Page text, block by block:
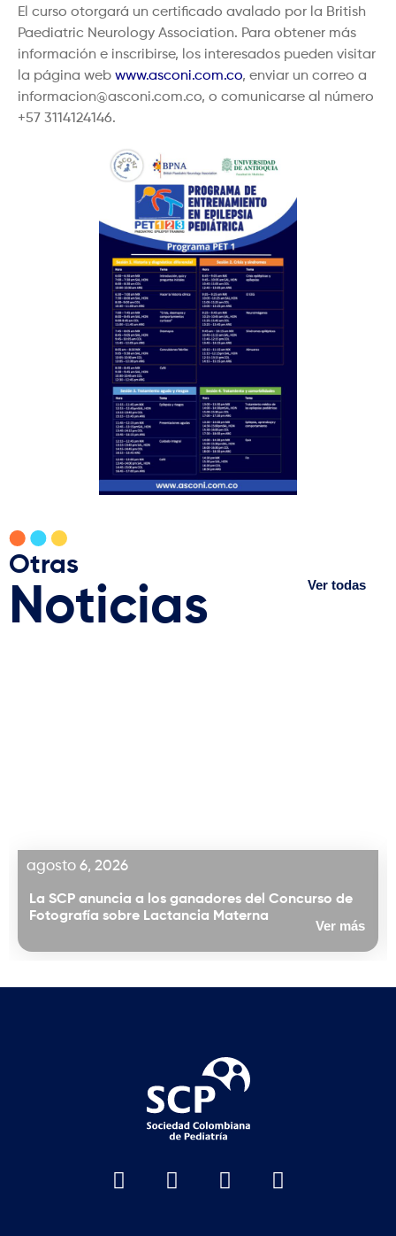
El curso otorgará un certificado avalado por la British
Paediatric Neurology Association. Para obtener más
información e inscribirse, los interesados pueden visitar
la página web www.asconi.com.co, enviar un correo a
informacion@asconi.com.co, o comunicarse al número
+57 3114124146.
Otras
Noticias Ver todas
agosto 6, 2026
La SCP anuncia a los ganadores del Concurso de
Fotografía sobre Lactancia Materna
Ver más